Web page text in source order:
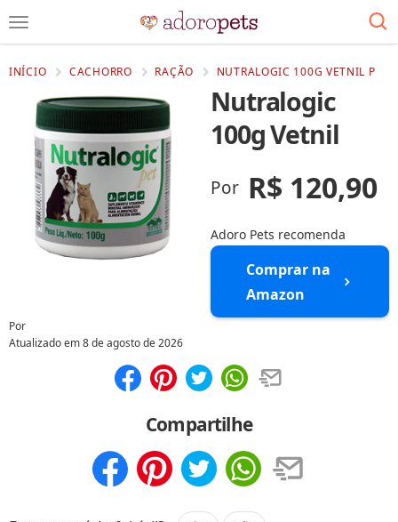
INÍCIO CACHORRO RAÇÃO NUTRALOGIC 100G VETNIL P
Nutralogic
100g Vetnil
Por R$ 120,90
Adoro Pets recomenda
Comprar na
Amazon
Por
Atualizado em8 de agosto de 2026
Compartilhe